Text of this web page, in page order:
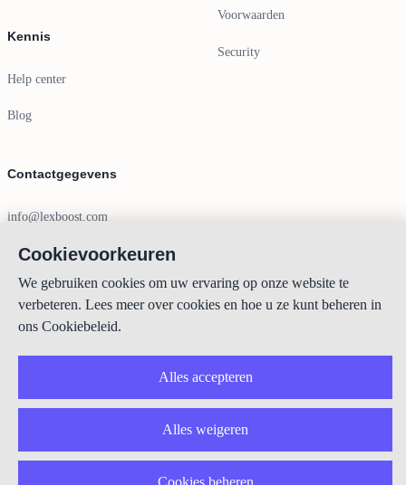
Kennis
Help center
Blog
Voorwaarden
Security
Contactgegevens
info@lexboost.com
LinkedInInstagram
X
Cookievoorkeuren
We gebruiken cookies om uw ervaring op onze website te
verbeteren. Lees meer over cookies en hoe u ze kunt beheren in
ons Cookiebeleid.
Alles accepteren
Alles weigeren
Cookies beheren